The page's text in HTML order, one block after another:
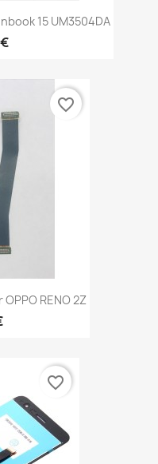
15 UM3504DA
RENO 2Z
favorite_border
favorite_border